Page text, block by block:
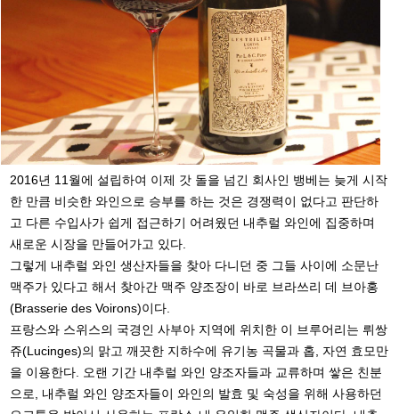
2016년 11월에 설립하여 이제 갓 돌을 넘긴 회사인 뱅베는 늦게 시작
한 만큼 비슷한 와인으로 승부를 하는 것은 경쟁력이 없다고 판단하
고 다른 수입사가 쉽게 접근하기 어려웠던 내추럴 와인에 집중하며
새로운 시장을 만들어가고 있다.
그렇게 내추럴 와인 생산자들을 찾아 다니던 중 그들 사이에 소문난
맥주가 있다고 해서 찾아간 맥주 양조장이 바로 브라쓰리 데 브아홍
(Brasserie des Voirons)이다.
프랑스와 스위스의 국경인 사부아 지역에 위치한 이 브루어리는 뤼쌍
쥬(Lucinges)의 맑고 깨끗한 지하수에 유기농 곡물과 홉, 자연 효모만
을 이용한다. 오랜 기간 내추럴 와인 양조자들과 교류하며 쌓은 친분
으로, 내추럴 와인 양조자들이 와인의 발효 및 숙성을 위해 사용하던